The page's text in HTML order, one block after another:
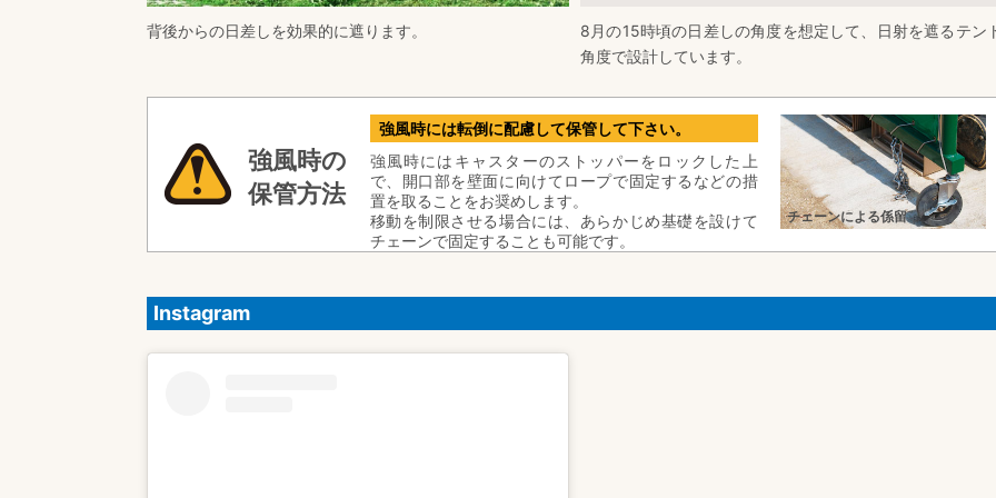
背後からの日差しを効果的に遮ります。
8月の15時頃の日差しの角度を想定して、日射を遮るテン
角度で設計しています。
強風時の
保管方法
強風時には転倒に配慮して保管して下さい。
強風時にはキャスターのストッパーをロックした上
で、開口部を壁面に向けてロープで固定するなどの措
置を取ることをお奨めします。
移動を制限させる場合には、あらかじめ基礎を設けて
チェーンで固定することも可能です。
チェーンによる係留
Instagram